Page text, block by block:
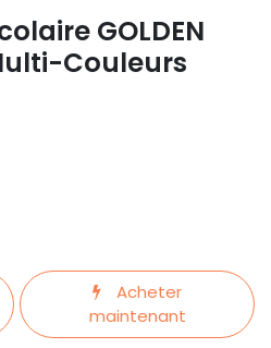
GOLDEN
Couleurs
Acheter
maintenant